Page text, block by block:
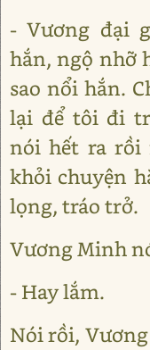
- Vương đại
hắn, ngộ nhỡ
sao nổi hắn.
lại để tôi đi
nói hết ra rồi
khỏi chuyện
lọng, tráo trở.
Vương Minh
- Hay lắm.
Nói rồi,